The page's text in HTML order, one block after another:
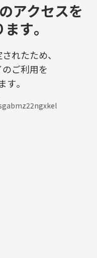
アクセスを
す。
れたため、
ご利用を
す。